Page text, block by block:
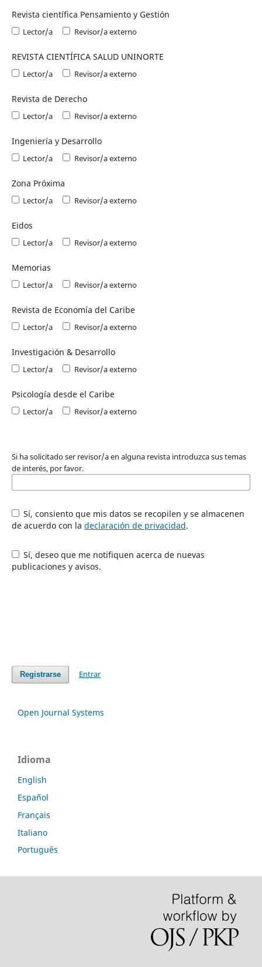
Revista científica Pensamiento y Gestión
Lector/a Revisor/a externo
REVISTA CIENTÍFICA SALUD UNINORTE
Lector/a Revisor/a externo
Revista de Derecho
Lector/a Revisor/a externo
Ingeniería y Desarrollo
Lector/a Revisor/a externo
Zona Próxima
Lector/a Revisor/a externo
Eidos
Lector/a Revisor/a externo
Memorias
Lector/a Revisor/a externo
Revista de Economía del Caribe
Lector/a Revisor/a externo
Investigación & Desarrollo
Lector/a Revisor/a externo
Psicología desde el Caribe
Lector/a Revisor/a externo
Si ha solicitado ser revisor/a en alguna revista introduzca sus temas
de interés, por favor.
Sí, consiento que mis datos se recopilen y se almacenen
de acuerdo con la declaración de privacidad.
Sí, deseo que me notifiquen acerca de nuevas
publicaciones y avisos.
Registrarse Entrar
Open Journal Systems
Idioma
English
Español
Français
Italiano
Português